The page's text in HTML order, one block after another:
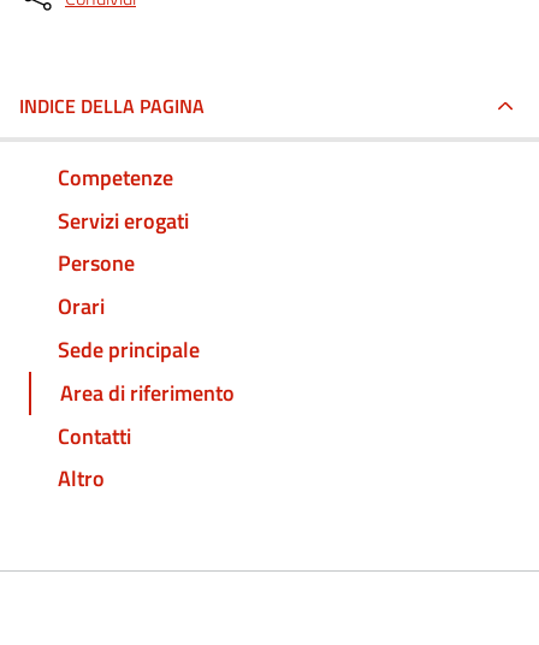
INDICE DELLA PAGINA
Competenze
Servizi erogati
Persone
Orari
Sede principale
Area di riferimento
Contatti
Altro